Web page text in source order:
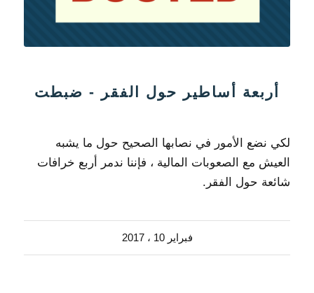
أربعة أساطير حول الفقر - ​​ضبطت
لكي نضع الأمور في نصابها الصحيح حول ما يشبه
العيش مع الصعوبات المالية ، فإننا ندمر أربع خرافات
شائعة حول الفقر.
فبراير 10 ، 2017